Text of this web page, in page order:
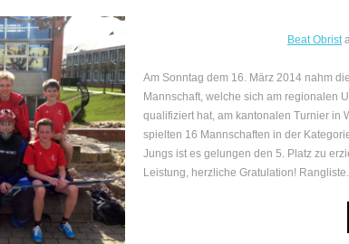
Beat Obrist
Am Sonntag dem 16. März 2014 nahm
Mannschaft, welche sich am regionalen
qualifiziert hat, am kantonalen Turnier in
spielten 16 Mannschaften in der
Jungs ist es gelungen den 5. Platz zu
Leistung, herzliche Gratulation!